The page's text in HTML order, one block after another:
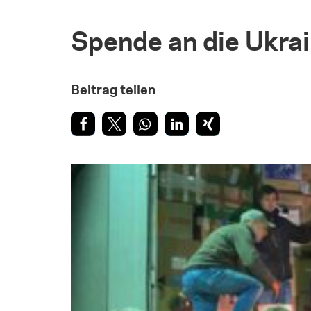
Spende an die
Beitrag teilen